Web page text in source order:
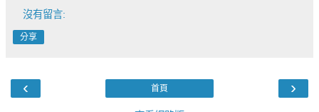
沒有留言:
分享
‹ ›
首頁